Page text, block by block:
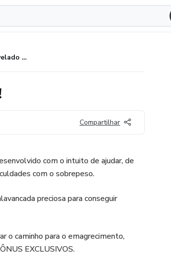
O Segredo Revelado para perca de PESO!
Compartilhar
com o intuito de ajudar, de
com o sobrepeso.
preciosa para conseguir
o caminho para o emagrecimento,
EXCLUSIVOS.